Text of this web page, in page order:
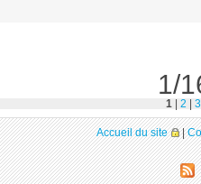
1/
1| 2 3
Accueil du site |